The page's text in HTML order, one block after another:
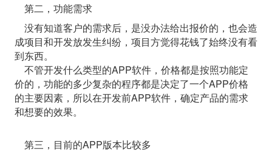
第二，功能需求
没有知道客户的需求后，是没办法给出报价的，也会造
成项目和开发放发生纠纷，项目方觉得花钱了始终没有看
到东西。
不管开发什么类型的APP软件，价格都是按照功能定
价的，功能的多少复杂的程序都是决定了一个APP价格
的主要因素，所以在开发前APP软件，确定产品的需求
和想要的效果。
第三，目前的APP版本比较多